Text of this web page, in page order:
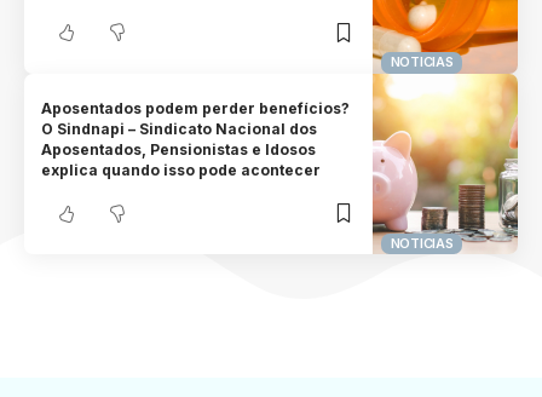
NOTICIAS
NOTICIAS
Aposentados podem perder benefícios?
O Sindnapi – Sindicato Nacional dos
Aposentados, Pensionistas e Idosos
explica quando isso pode acontecer